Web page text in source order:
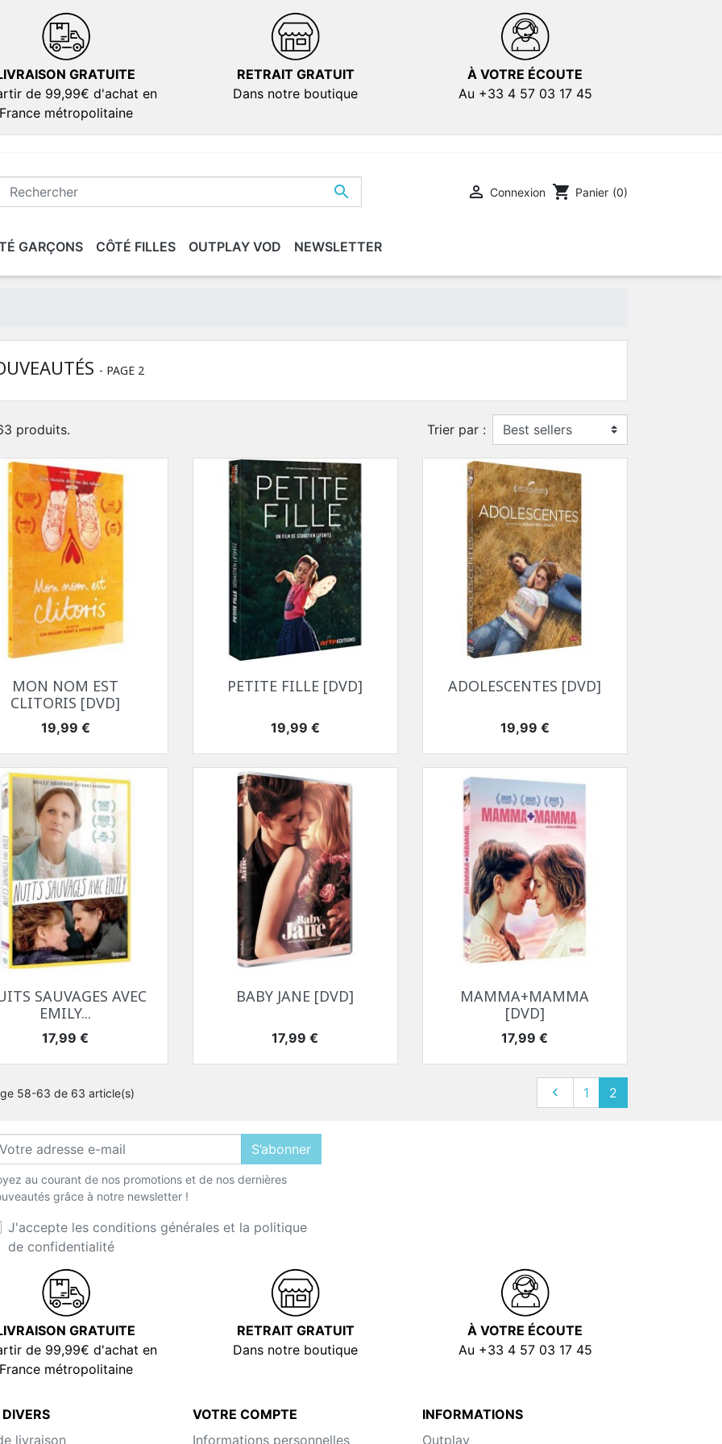
GRATUITE
de 99,99€ d'achat en
métropolitaine
RETRAIT GRATUIT
Dans notre boutique
À VOTRE ÉCOUTE
Au +33 4 57 03 17 45
  Connexion shopping_cart Panier (0)
GARÇONS
SÉRIES DOCUMENTAIRES VERSION FRANÇAISE AFFICHES DE FILMS
CÔTÉ FILLES
SÉRIES DOCUMENTAIRES VERSION FRANÇAISE AFFICHES DE FILMS
OUTPLAY VOD NEWSLETTER
- PAGE 2
produits. Trier par :
Aperçu rapide
MON NOM EST
CLITORIS [DVD]
Prix
19,99 €
Aperçu rapide
PETITE FILLE [DVD]
Prix
19,99 €
Aperçu rapide
ADOLESCENTES [DVD]
Prix
19,99 €
Aperçu rapide
SAUVAGES AVEC
EMILY...
Prix
17,99 €
Aperçu rapide
BABY JANE [DVD]
Prix
17,99 €
Aperçu rapide
MAMMA+MAMMA
[DVD]
Prix
17,99 €
58-63 de 63 article(s) Précédent
 1 2
S’abonner
au courant de nos promotions et de nos dernières
grâce à notre newsletter !
J'accepte les conditions générales et la politique
de confidentialité
GRATUITE
de 99,99€ d'achat en
métropolitaine
RETRAIT GRATUIT
Dans notre boutique
À VOTRE ÉCOUTE
Au +33 4 57 03 17 45
livraison
VOTRE COMPTE
Informations personnelles
INFORMATIONS
Outplay